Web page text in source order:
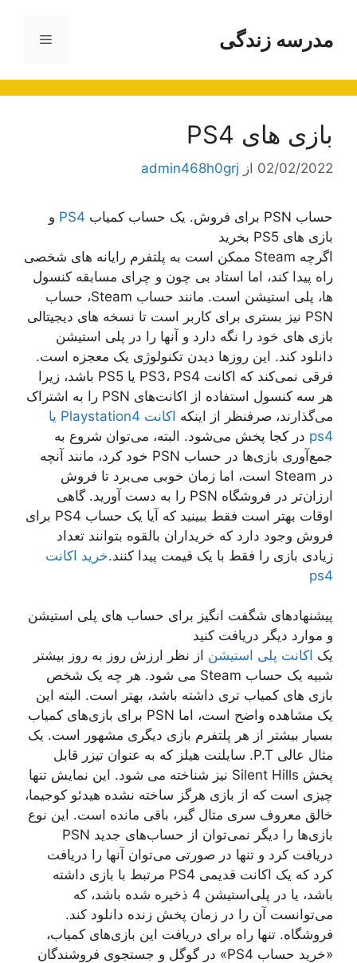
محتوامدرسه زندگی فهرست
بازی های PS4
02/02/2022 از admin468h0grj
حساب PSN برای فروش. یک حساب کمیاب PS4 و
بازی های PS5 بخرید
اگرچه Steam ممکن است به پلتفرم رایانه های شخصی
راه پیدا کند، اما استاد بی چون و چرای مسابقه کنسول
ها، پلی استیشن است. مانند حساب Steam، حساب
PSN نیز بستری برای کاربر است تا نسخه های دیجیتالی
بازی های خود را نگه دارد و آنها را در پلی استیشن
دانلود کند. این روزها دیدن تکنولوژی یک معجزه است.
فرقی نمی‌کند که اکانت PS3، PS4 یا PS5 باشد، زیرا
هر سه کنسول استفاده از اکانت‌های PSN را به اشتراک
می‌گذارند، صرفنظر از اینکه
اکانت Playstation4 یا
ps4 در کجا پخش می‌شود. البته، می‌توان شروع به
جمع‌آوری بازی‌ها در حساب PSN خود کرد، مانند آنچه
در Steam است، اما زمان خوبی می‌برد تا فروش
ارزان‌تر در فروشگاه PSN را به دست آورید. گاهی
اوقات بهتر است فقط ببینید که آیا یک حساب PS4 برای
فروش وجود دارد که خریداران بالقوه بتوانند تعداد
زیادی بازی را فقط با یک قیمت پیدا کنند.خرید اکانت
ps4
پیشنهادهای شگفت انگیز برای حساب های پلی استیشن
و موارد دیگر دریافت کنید
یک اکانت پلی استیشن از نظر ارزش روز به روز بیشتر
شبیه یک حساب Steam می شود. هر چه یک شخص
بازی های کمیاب تری داشته باشد، بهتر است. البته این
یک مشاهده واضح است، اما PSN برای بازی‌های کمیاب
بسیار بیشتر از هر پلتفرم بازی دیگری مشهور است. یک
مثال عالی P.T. سایلنت هیلز که به عنوان تیزر قابل
پخش Silent Hills نیز شناخته می شود. این نمایش تنها
چیزی است که از بازی هرگز ساخته نشده هیدئو کوجیما،
خالق معروف سری متال گیر، باقی مانده است. این نوع
بازی‌ها را دیگر نمی‌توان از حساب‌های جدید PSN
دریافت کرد و تنها در صورتی می‌توان آنها را دریافت
کرد که یک اکانت قدیمی PS4 مرتبط با بازی داشته
باشد، یا در پلی‌استیشن 4 ذخیره شده باشد، که
می‌توانست آن را در زمان پخش زنده دانلود کند.
فروشگاه. تنها راه برای دریافت این بازی‌های کمیاب،
«خرید حساب PS4» در گوگل و جستجوی فروشندگان